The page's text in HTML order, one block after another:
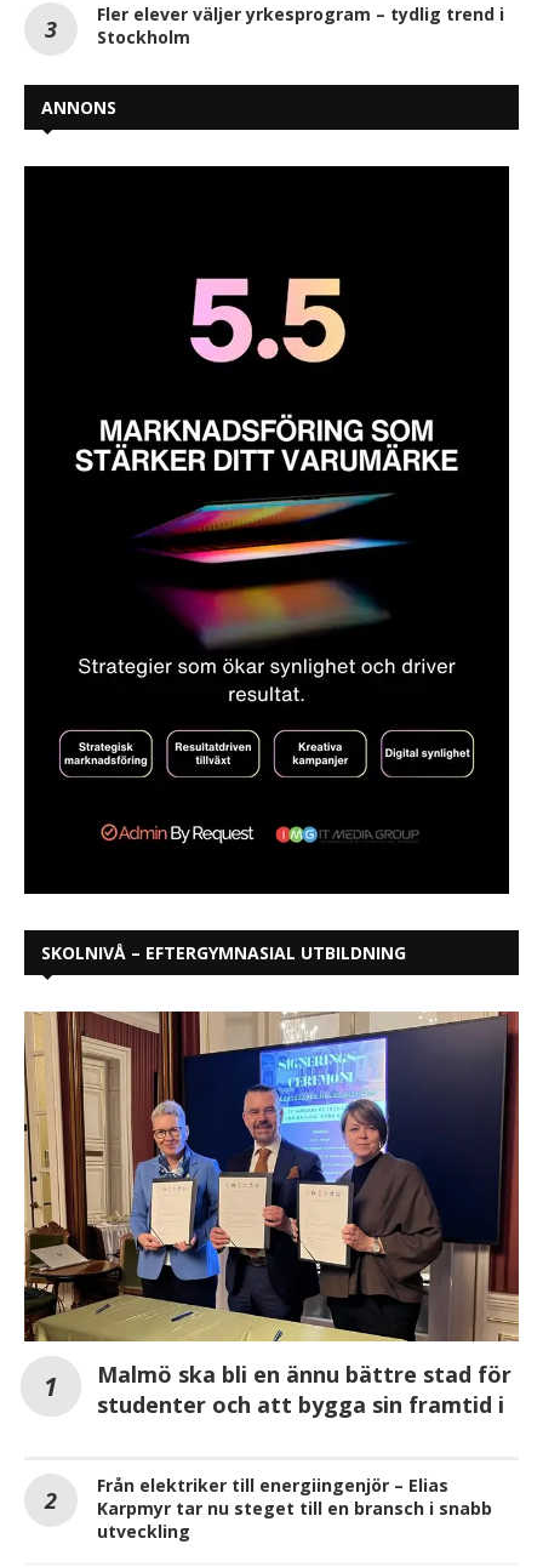
Fler elever väljer yrkesprogram – tydlig trend i
Stockholm
ANNONS
SKOLNIVÅ – EFTERGYMNASIAL UTBILDNING
Malmö ska bli en ännu bättre stad för
studenter och att bygga sin framtid i
Från elektriker till energiingenjör – Elias
Karpmyr tar nu steget till en bransch i snabb
utveckling